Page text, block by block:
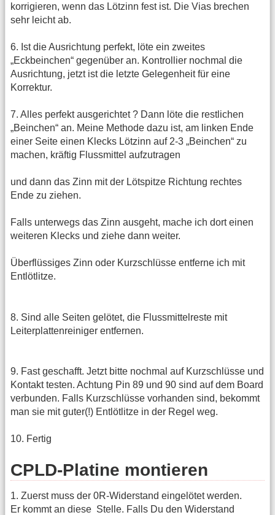
korrigieren, wenn das Lötzinn fest ist. Die Vias brechen
sehr leicht ab.
6. Ist die Ausrichtung perfekt, löte ein zweites
„Eckbeinchen“ gegenüber an. Kontrollier nochmal die
Ausrichtung, jetzt ist die letzte Gelegenheit für eine
Korrektur.
7. Alles perfekt ausgerichtet ? Dann löte die restlichen
„Beinchen“ an. Meine Methode dazu ist, am linken Ende
einer Seite einen Klecks Lötzinn auf 2-3 „Beinchen“ zu
machen, kräftig Flussmittel aufzutragen
und dann das Zinn mit der Lötspitze Richtung rechtes
Ende zu ziehen.
Falls unterwegs das Zinn ausgeht, mache ich dort einen
weiteren Klecks und ziehe dann weiter.
Überflüssiges Zinn oder Kurzschlüsse entferne ich mit
Entlötlitze.
8. Sind alle Seiten gelötet, die Flussmittelreste mit
Leiterplattenreiniger entfernen.
9. Fast geschafft. Jetzt bitte nochmal auf Kurzschlüsse und
Kontakt testen. Achtung Pin 89 und 90 sind auf dem Board
verbunden. Falls Kurzschlüsse vorhanden sind, bekommt
man sie mit guter(!) Entlötlitze in der Regel weg.
10. Fertig
CPLD-Platine montieren
1. Zuerst muss der 0R-Widerstand eingelötet werden.
Er kommt an diese Stelle. Falls Du den Widerstand